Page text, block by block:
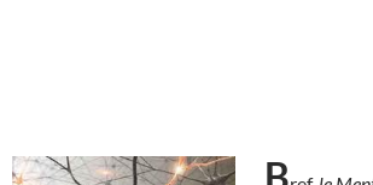
B